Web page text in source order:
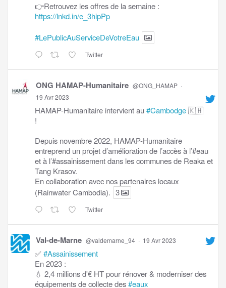
👉Retrouvez les offres de la semaine :
https://lnkd.in/e_3hipPp
#LePublicAuServiceDeVotreEau
Twitter
ONG HAMAP-Humanitaire @ONG_HAMAP ·
19 Avr 2023
HAMAP-Humanitaire intervient au#Cambodge🇰🇭
!
Depuis novembre 2022, HAMAP-Humanitaire
entreprend un projet d’amélioration de l’accès à l’#eau
et à l’#assainissement dans les communes de Reaka et
Tang Krasov.
En collaboration avec nos partenaires locaux
(Rainwater Cambodia). 3
Twitter
Val-de-Marne @valdemarne_94 · 19 Avr 2023
✅#Assainissement
En 2023 :
💧 2,4 millions d'€ HT pour rénover & moderniser des
équipements de collecte des#eaux